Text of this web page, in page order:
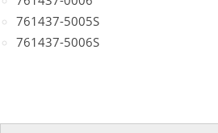
761437-5005S
761437-5006S